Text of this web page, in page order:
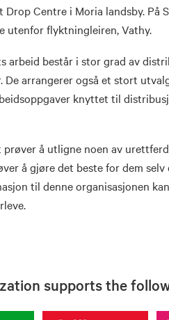
Drop Centre i Moria landsby. På
utenfor flyktningleiren, Vathy.
arbeid består i stor grad av
De arrangerer også et stort
knyttet til
prøver å utligne noen av
å gjøre det beste for dem
til denne organisasjonen
supports the